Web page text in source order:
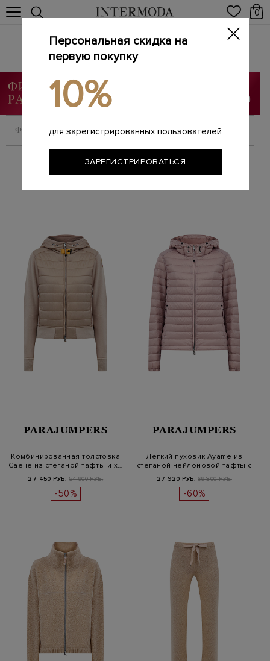
0
PARAJUMPERS
Главная / Женщинам / Бренды
ФИЛЬТРОВАТЬ СОРТИРОВАТЬ
PARAJUMPERS
Комбинированная толстовка
Caelie из стеганой тафты и х…
27 450 РУБ. 54 900 РУБ.
-50%
PARAJUMPERS
Легкий пуховик Ayame из
стеганой нейлоновой тафты с
ка…
27 920 РУБ. 69 800 РУБ.
-60%
Персональная скидка на
первую покупку
10%
для зарегистрированных пользователей
ЗАРЕГИСТРИРОВАТЬСЯ